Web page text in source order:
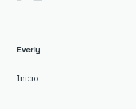
Everly
Inicio